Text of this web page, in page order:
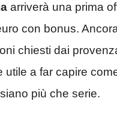
arriverà una prima
con bonus.
chiesti dai
utile a far capire
più che serie.